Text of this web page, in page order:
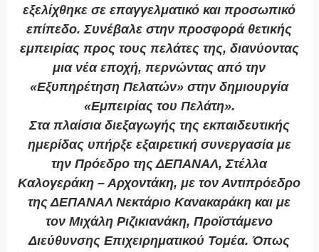
εξελίχθηκε σε επαγγελματικό και προσωπικό
επίπεδο. Συνέβαλε στην προσφορά θετικής
εμπειρίας προς τους πελάτες της, διανύοντας
μια νέα εποχή, περνώντας από την
«Εξυπηρέτηση Πελατών» στην δημιουργία
«Εμπειρίας του Πελάτη».
Στα πλαίσια διεξαγωγής της εκπαιδευτικής
ημερίδας υπήρξε εξαιρετική συνεργασία με
την Πρόεδρο της ΔΕΠΑΝΑΛ, Στέλλα
Καλογεράκη – Αρχοντάκη, με τον Αντιπρόεδρο
της ΔΕΠΑΝΑΛ Νεκτάριο Κανακαράκη και με
τον Μιχάλη Ριζικιανάκη, Προϊστάμενο
Διεύθυνσης Επιχειρηματικού Τομέα. Όπως